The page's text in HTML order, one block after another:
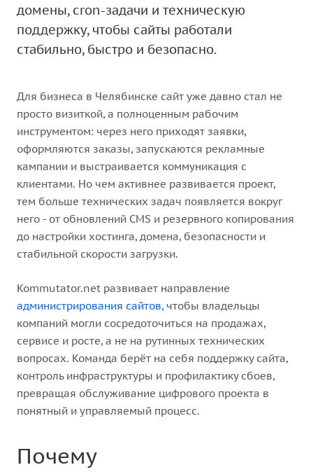
домены, cron-задачи и техническую
поддержку, чтобы сайты работали
стабильно, быстро и безопасно.
Для бизнеса в Челябинске сайт уже давно стал не
просто визиткой, а полноценным рабочим
инструментом: через него приходят заявки,
оформляются заказы, запускаются рекламные
кампании и выстраивается коммуникация с
клиентами. Но чем активнее развивается проект,
тем больше технических задач появляется вокруг
него - от обновлений CMS и резервного копирования
до настройки хостинга, домена, безопасности и
стабильной скорости загрузки.
Kommutator.net развивает направление
администрирования сайтов, чтобы владельцы
компаний могли сосредоточиться на продажах,
сервисе и росте, а не на рутинных технических
вопросах. Команда берёт на себя поддержку сайта,
контроль инфраструктуры и профилактику сбоев,
превращая обслуживание цифрового проекта в
понятный и управляемый процесс.
Почему